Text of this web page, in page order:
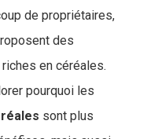
de propriétaires,
des
en céréales.
pourquoi les
sont plus